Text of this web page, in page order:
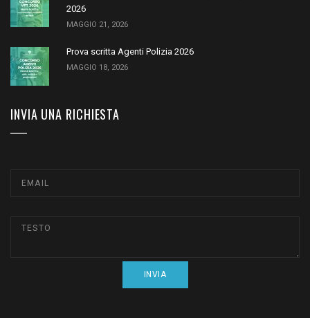
2026
MAGGIO 21, 2026
Prova scritta Agenti Polizia 2026
MAGGIO 18, 2026
INVIA UNA RICHIESTA